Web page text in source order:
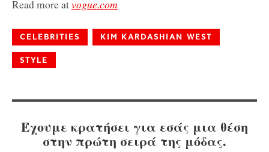
Read more atvogue.com
CELEBRITIES KIM KARDASHIAN WEST
STYLE
Έχουμε κρατήσει για εσάς μια θέση
στην πρώτη σειρά της μόδας.